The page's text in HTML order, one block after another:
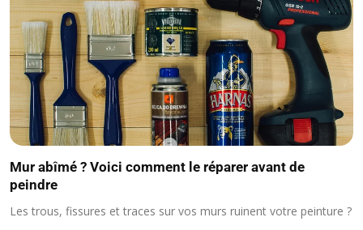
Mur abîmé ? Voici comment le réparer avant de
peindre
Les trous, fissures et traces sur vos murs ruinent votre peinture ?